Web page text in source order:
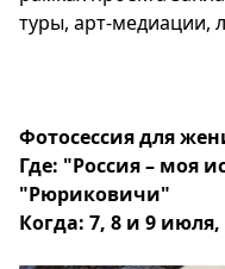
туры, арт-медиации,
Фотосессия для
Где: "Россия – моя
"Рюриковичи"
Когда: 7, 8 и 9 июля,